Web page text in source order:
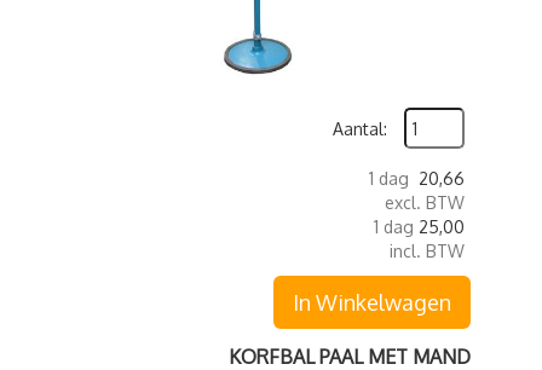
Aantal:
1 dag 20,66
excl. BTW
1 dag 25,00
incl. BTW
In Winkelwagen
KORFBAL PAAL MET MAND